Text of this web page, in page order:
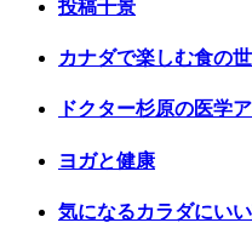
投稿千景
カナダで楽しむ食の
ドクター杉原の医学
ヨガと健康
気になるカラダにい